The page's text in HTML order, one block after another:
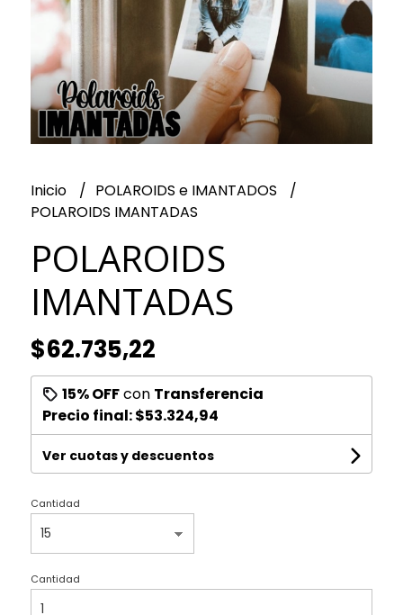
Inicio
POLAROIDS e IMANTADOS
POLAROIDS IMANTADAS
POLAROIDS
IMANTADAS
$62.735,22
15% OFFcon Transferencia
Precio final:$53.324,94
Ver cuotas y descuentos
Cantidad
Cantidad